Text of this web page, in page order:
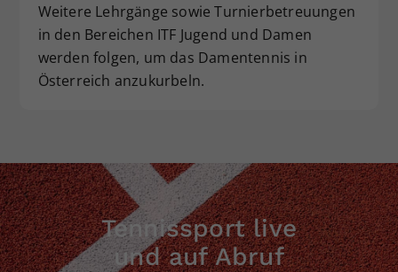
Weitere Lehrgänge sowie Turnierbetreuungen
in den Bereichen ITF Jugend und Damen
werden folgen, um das Damentennis in
Österreich anzukurbeln.
Tennissport live
und auf Abruf